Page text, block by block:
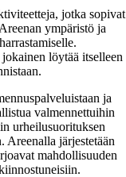
jotka sopivat
ympäristö ja
löytää itselleen
ja
valmennettuihin
urheilusuorituksen
Areenalla järjestetään
mahdollisuuden